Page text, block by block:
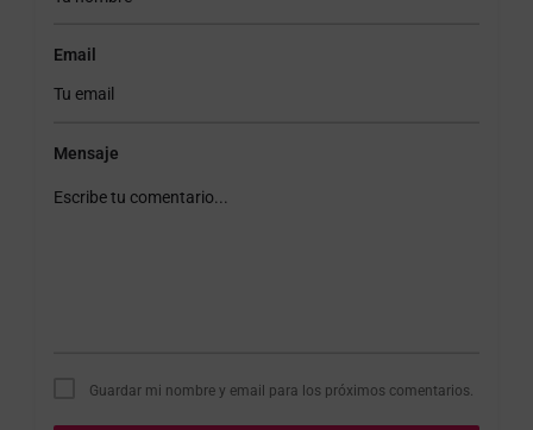
Email
Mensaje
Guardar mi nombre y email para los próximos comentarios.